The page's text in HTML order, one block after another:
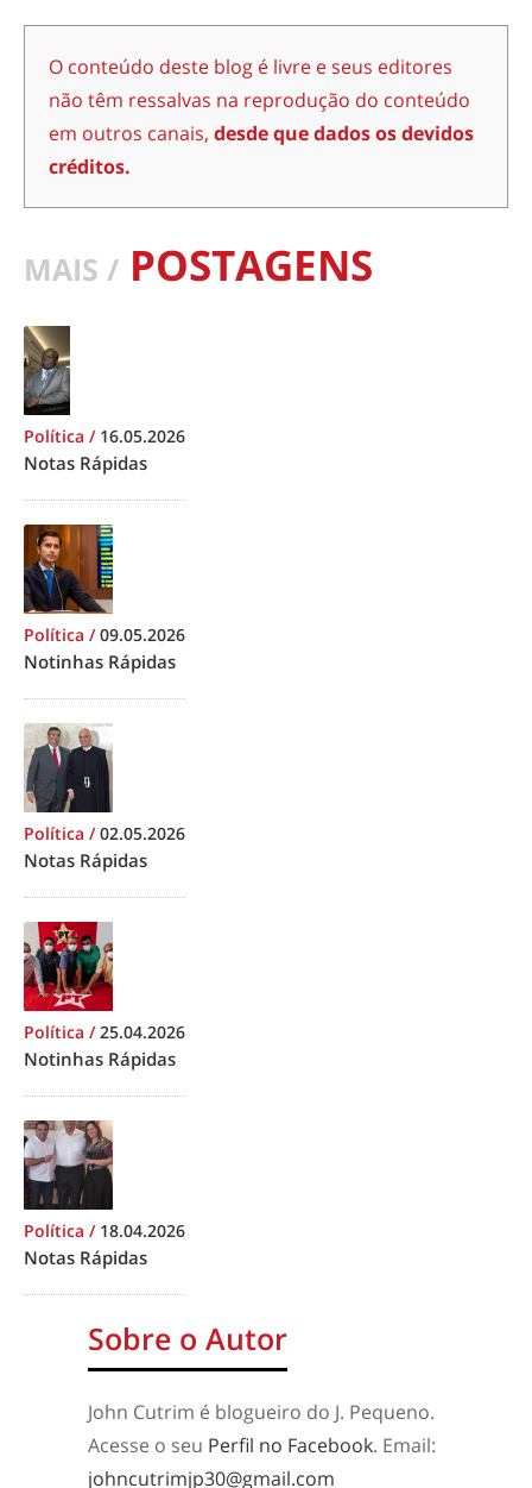
O conteúdo deste blog é livre e seus editores
não têm ressalvas na reprodução do conteúdo
em outros canais, desde que dados os devidos
créditos.
MAIS / POSTAGENS
Política / 16.05.2026
Notas Rápidas
Política /09.05.2026
Notinhas Rápidas
Política /02.05.2026
Notas Rápidas
Política /25.04.2026
Notinhas Rápidas
Política / 18.04.2026
Notas Rápidas
Sobre o Autor
John Cutrim é blogueiro do J. Pequeno.
Acesse o seu Perfil no Facebook. Email:
johncutrimjp30@gmail.com